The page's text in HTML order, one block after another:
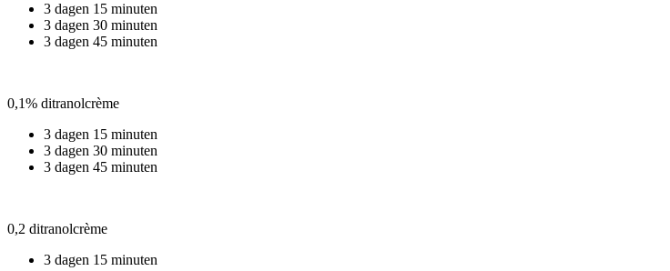
3 dagen 15 minuten
3 dagen 30 minuten
3 dagen 45 minuten
0,1% ditranolcrème
3 dagen 15 minuten
3 dagen 30 minuten
3 dagen 45 minuten
0,2 ditranolcrème
3 dagen 15 minuten